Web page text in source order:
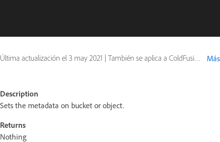
Última actualización el 3 may 2021 | También se aplica a ColdFusion Más
Description
Sets the metadata on bucket or object.
Returns
Nothing